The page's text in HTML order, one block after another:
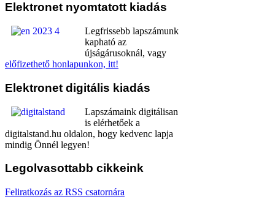
Elektronet nyomtatott kiadás
Legfrissebb lapszámunk
kapható az
újságárusoknál, vagy
előfizethető honlapunkon, itt!
Elektronet digitális kiadás
Lapszámaink digitálisan
is elérhetőek a
digitalstand.hu oldalon, hogy kedvenc lapja
mindig Önnél legyen!
Legolvasottabb cikkeink
Feliratkozás az RSS csatornára